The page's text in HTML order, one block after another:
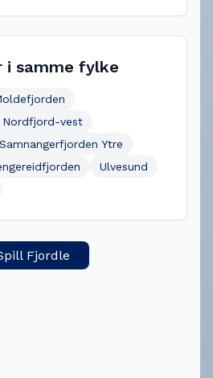
i samme fylke
Nordfjord-vest
Samnangerfjorden Ytre
Ulvesund
Fjordle